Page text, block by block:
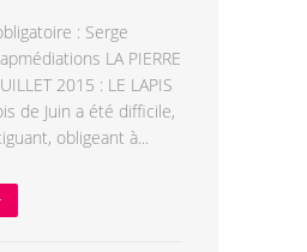
: Serge
LA PIERRE
2015 : LE LAPIS
de Juin a été difficile,
obligeant à...